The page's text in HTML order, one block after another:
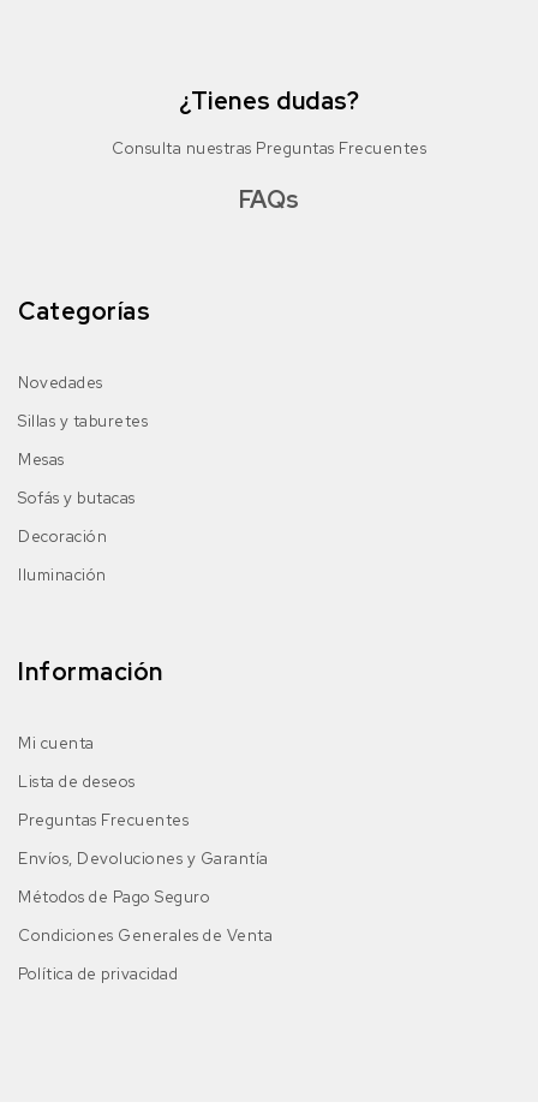
¿Tienes dudas?
Consulta nuestras Preguntas Frecuentes
FAQs
Categorías
Novedades
Sillas y taburetes
Mesas
Sofás y butacas
Decoración
Iluminación
Información
Mi cuenta
Lista de deseos
Preguntas Frecuentes
Envíos, Devoluciones y Garantía
Métodos de Pago Seguro
Condiciones Generales de Venta
Política de privacidad